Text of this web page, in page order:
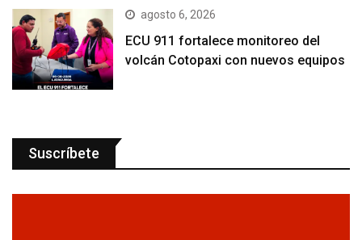
agosto 6, 2026
ECU 911 fortalece monitoreo del
volcán Cotopaxi con nuevos equipos
Suscríbete